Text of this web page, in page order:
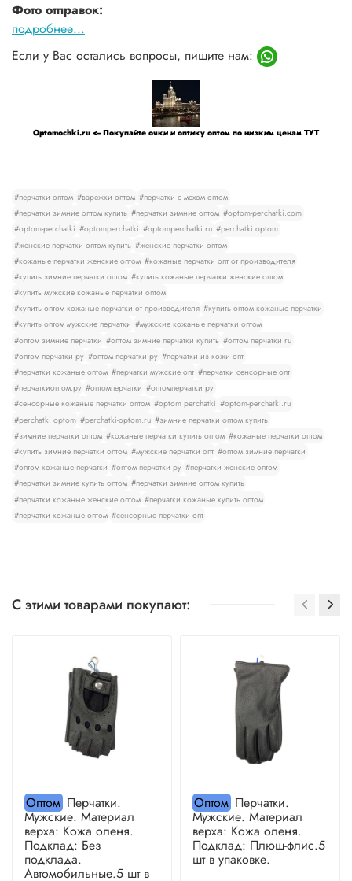
Фото отправок:
подробнее...
Если у Вас остались вопросы, пишите нам:
Optomochki.ru <-- Покупайте очки и оптику оптом по низким ценам ТУТ
#перчатки оптом #варежки оптом #перчатки с мехом оптом
#перчатки зимние оптом купить #перчатки зимние оптом #optom-perchatki.com
#optom-perchatki #optomperchatki #optomperchatki.ru #perchatki optom
#женские перчатки оптом купить #женские перчатки оптом
#кожаные перчатки женские оптом #кожаные перчатки опт от производителя
#купить зимние перчатки оптом #купить кожаные перчатки женские оптом
#купить мужские кожаные перчатки оптом
#купить оптом кожаные перчатки от производителя #купить оптом кожаные перчатки
#купить оптом мужские перчатки #мужские кожаные перчатки оптом
#оптом зимние перчатки #оптом зимние перчатки купить #оптом перчатки ru
#оптом перчатки ру #оптом перчатки.ру #перчатки из кожи опт
#перчатки кожаные оптом #перчатки мужские опт #перчатки сенсорные опт
#перчаткиоптом.ру #оптомперчатки #оптомперчатки ру
#сенсорные кожаные перчатки оптом #optom perchatki #optom-perchatki.ru
#perchatki optom #perchatki-optom.ru #зимние перчатки оптом купить
#зимние перчатки оптом #кожаные перчатки купить оптом #кожаные перчатки оптом
#купить зимние перчатки оптом #мужские перчатки опт #оптом зимние перчатки
#оптом кожаные перчатки #оптом перчатки ру #перчатки женские оптом
#перчатки зимние купить оптом #перчатки зимние оптом купить
#перчатки кожаные женские оптом #перчатки кожаные купить оптом
#перчатки кожаные оптом #сенсорные перчатки опт
С этими товарами покупают:
ОптомПерчатки.
Мужские. Материал
верха: Кожа оленя.
Подклад: Без
подклада.
Автомобильные.5 шт в
ОптомПерчатки.
Мужские. Материал
верха: Кожа оленя.
Подклад: Плюш-флис.5
шт в упаковке.